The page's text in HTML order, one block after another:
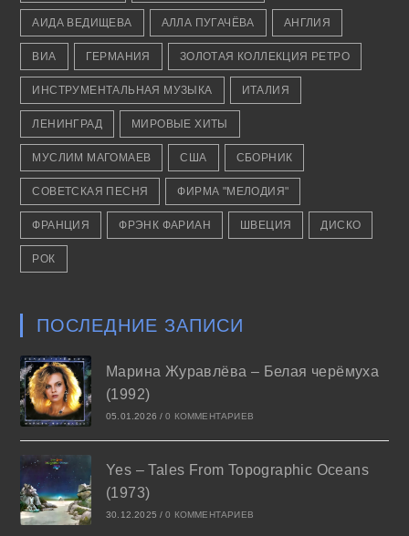
АИДА ВЕДИЩЕВА АЛЛА ПУГАЧЁВА АНГЛИЯ
ВИА ГЕРМАНИЯ ЗОЛОТАЯ КОЛЛЕКЦИЯ РЕТРО
ИНСТРУМЕНТАЛЬНАЯ МУЗЫКА ИТАЛИЯ
ЛЕНИНГРАД МИРОВЫЕ ХИТЫ
МУСЛИМ МАГОМАЕВ США СБОРНИК
СОВЕТСКАЯ ПЕСНЯ ФИРМА "МЕЛОДИЯ"
ФРАНЦИЯ ФРЭНК ФАРИАН ШВЕЦИЯ ДИСКО
РОК
ПОСЛЕДНИЕ ЗАПИСИ
Марина Журавлёва – Белая черёмуха
(1992)
05.01.2026 / 0 КОММЕНТАРИЕВ
Yes – Tales From Topographic Oceans
(1973)
30.12.2025 / 0 КОММЕНТАРИЕВ